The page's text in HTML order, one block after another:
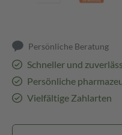
Persönliche Beratung
Schneller und
Persönliche
Vielfältige Zahlarten